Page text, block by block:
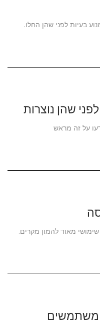
בעיות לפני שהן החלו.
מאוד להמון מקרים.
משתמשים